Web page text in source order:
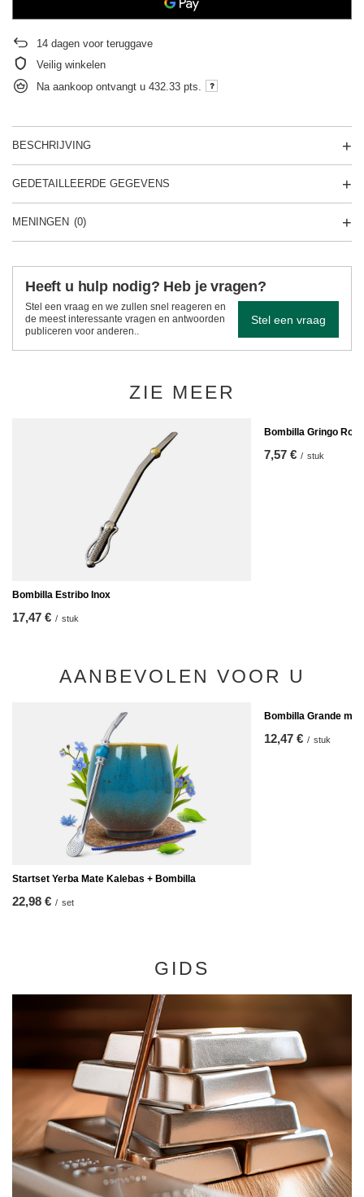
14 dagen voor teruggave
Veilig winkelen
Na aankoop ontvangt u 432.33 pts.
BESCHRIJVING
GEDETAILLEERDE GEGEVENS
MENINGEN (0)
Heeft u hulp nodig? Heb je vragen?
Stel een vraag en we zullen snel reageren en
de meest interessante vragen en antwoorden
publiceren voor anderen..
Stel een vraag
ZIE MEER
Bombilla Estribo Inox
17,47 € / stuk
Bombilla Gringo
7,57 € / stuk
AANBEVOLEN VOOR U
Startset Yerba Mate Kalebas + Bombilla
22,98 € / set
Bombilla Grande
12,47 € / stuk
GIDS